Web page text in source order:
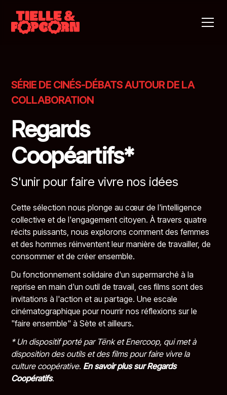
SÉRIE DE CINÉS-DÉBATS AUTOUR DE LA
COLLABORATION
Regards
Coopéartifs*
S'unir pour faire vivre nos idées
Cette sélection nous plonge au cœur de l'intelligence
collective et de l'engagement citoyen. À travers quatre
récits puissants, nous explorons comment des femmes
et des hommes réinventent leur manière de travailler, de
consommer et de créer ensemble.
Du fonctionnement solidaire d'un supermarché à la
reprise en main d'un outil de travail, ces films sont des
invitations à l'action et au partage. Une escale
cinématographique pour nourrir nos réflexions sur le
"faire ensemble" à Sète et ailleurs.
* Un dispositif porté par Tënk et Enercoop, qui met à
disposition des outils et des films pour faire vivre la
culture coopérative. En savoir plus sur Regards
Coopératifs.